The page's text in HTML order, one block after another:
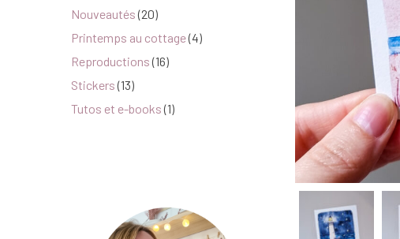
Nouveautés (20)
Printemps au cottage(4)
Reproductions (16)
Stickers (13)
Tutos et e-books (1)